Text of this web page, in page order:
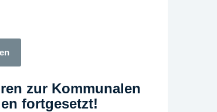
zur Kommunalen
fortgesetzt!